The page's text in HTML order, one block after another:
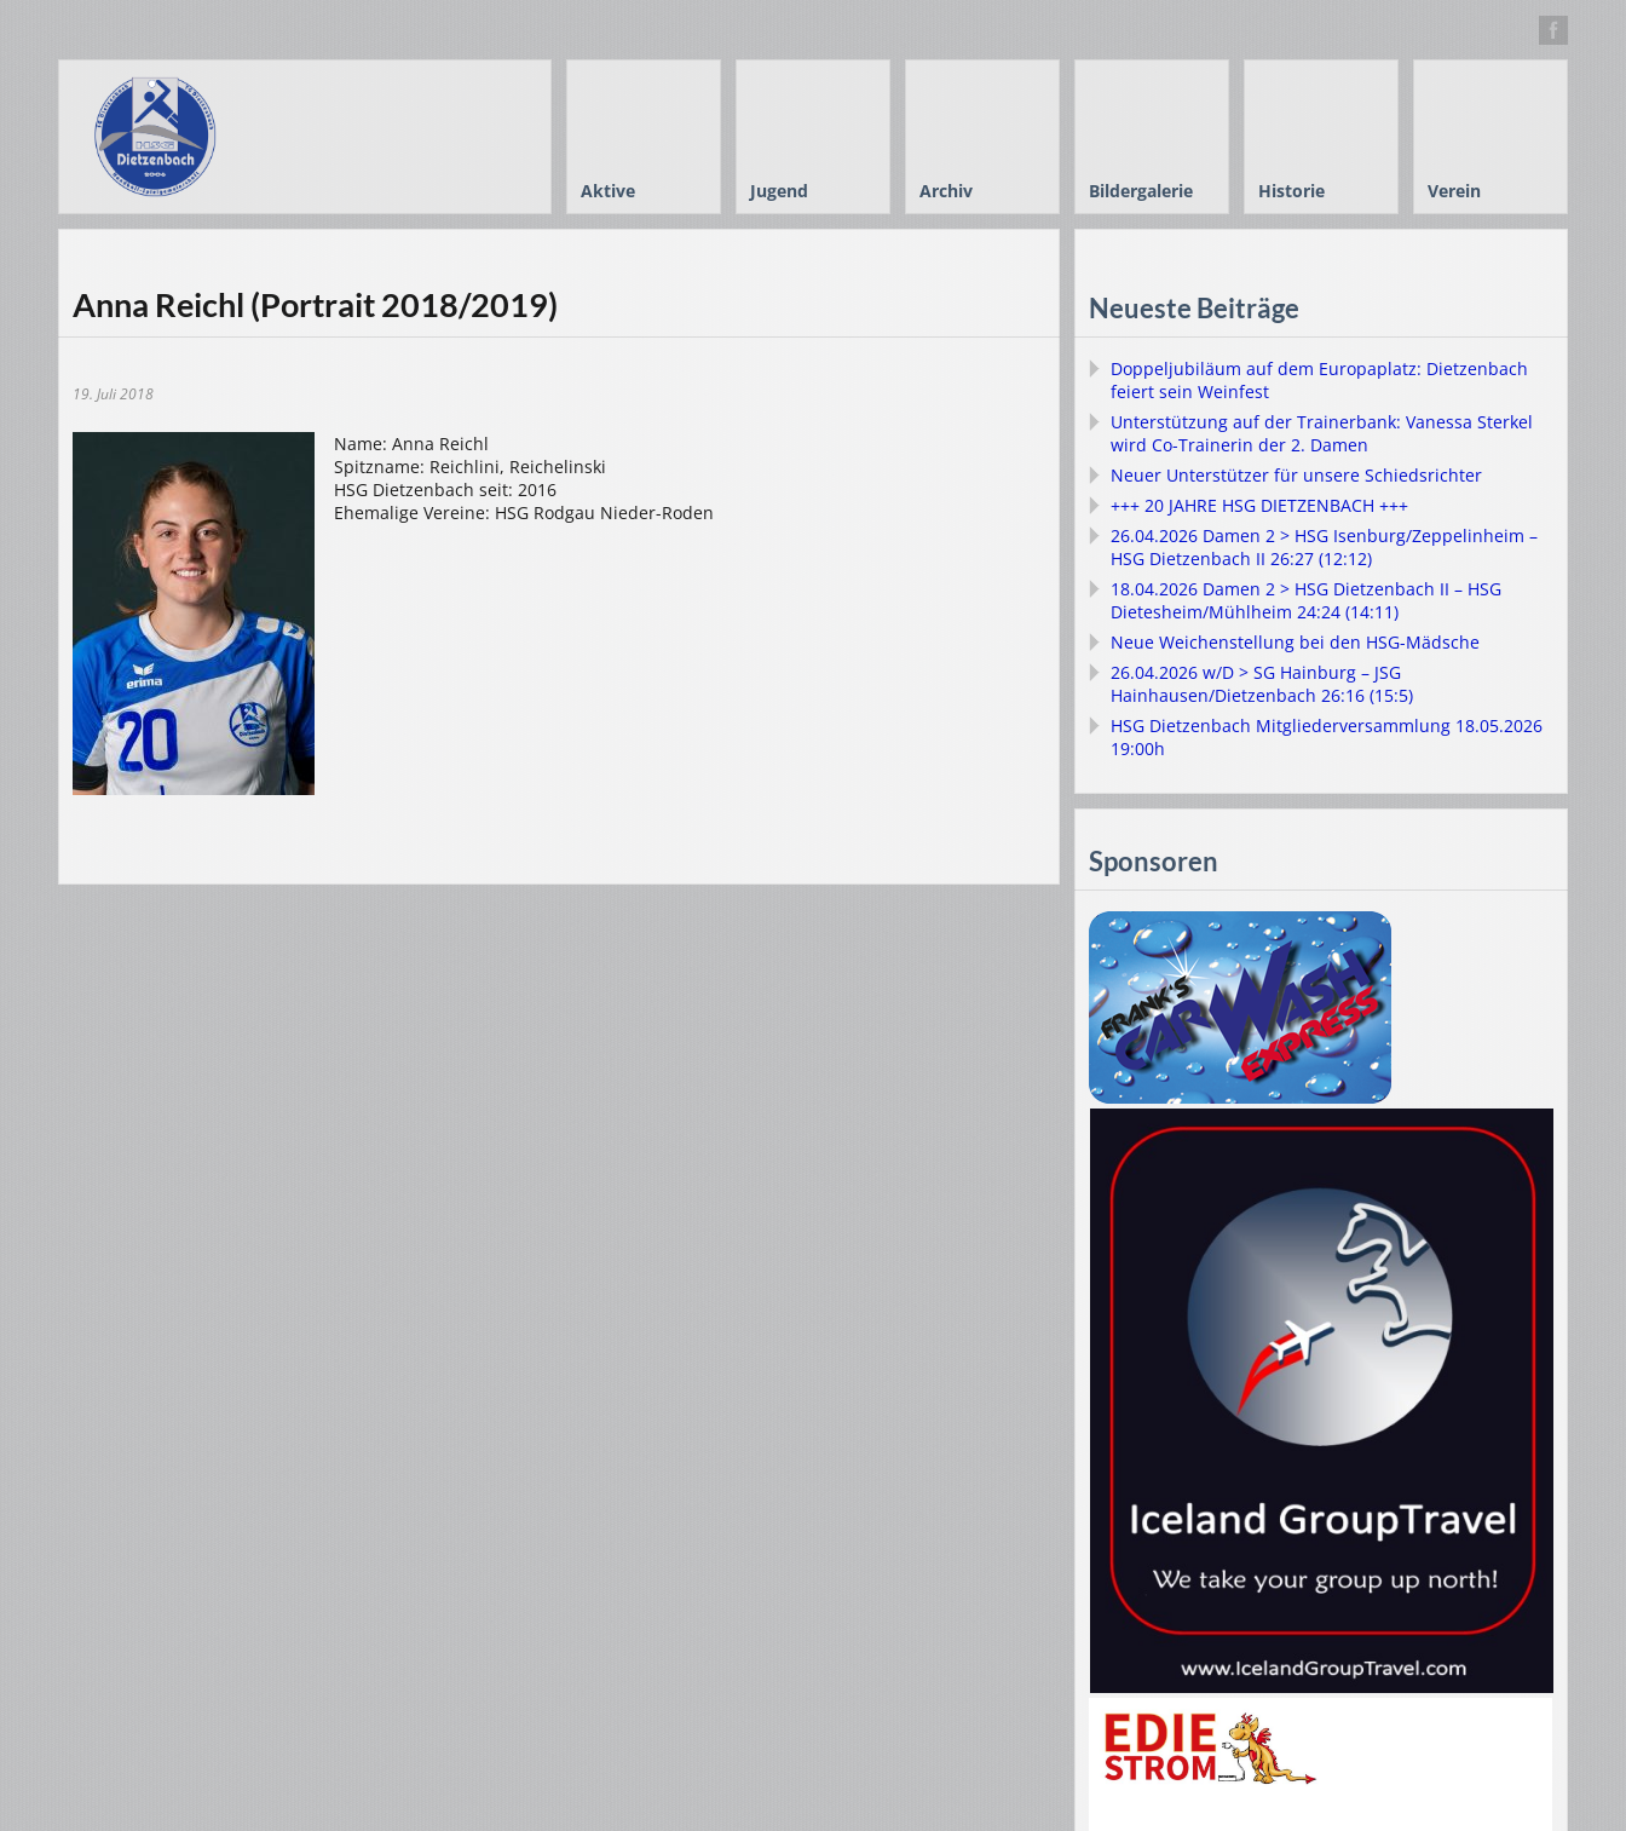
Aktive Jugend Archiv Bildergalerie Historie Verein
Anna Reichl (Portrait 2018/2019)
19. Juli 2018
Name: Anna Reichl
Spitzname: Reichlini, Reichelinski
HSG Dietzenbach seit: 2016
Ehemalige Vereine: HSG Rodgau Nieder-Roden
Neueste Beiträge
Doppeljubiläum auf dem Europaplatz: Dietzenbach
feiert sein Weinfest
Unterstützung auf der Trainerbank: Vanessa Sterkel
wird Co-Trainerin der 2. Damen
Neuer Unterstützer für unsere Schiedsrichter
+++ 20 JAHRE HSG DIETZENBACH +++
26.04.2026 Damen 2 > HSG Isenburg/Zeppelinheim –
HSG Dietzenbach II 26:27 (12:12)
18.04.2026 Damen 2 > HSG Dietzenbach II – HSG
Dietesheim/Mühlheim 24:24 (14:11)
Neue Weichenstellung bei den HSG-Mädsche
26.04.2026 w/D > SG Hainburg – JSG
Hainhausen/Dietzenbach 26:16 (15:5)
HSG Dietzenbach Mitgliederversammlung 18.05.2026
19:00h
Sponsoren